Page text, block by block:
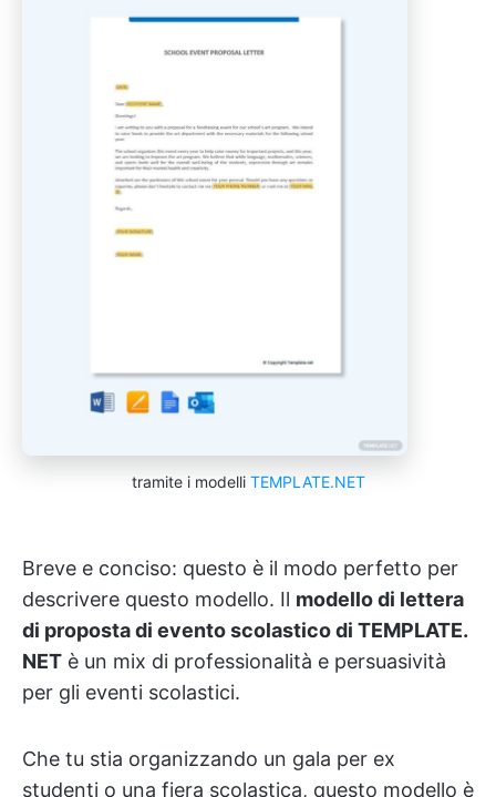
tramite i modelli TEMPLATE.NET
Breve e conciso: questo è il modo perfetto per
descrivere questo modello. Il modello di lettera
di proposta di evento scolastico di TEMPLATE.
NET è un mix di professionalità e persuasività
per gli eventi scolastici.
Che tu stia organizzando un gala per ex
studenti o una fiera scolastica, questo modello è